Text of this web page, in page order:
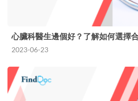
心臟科醫生邊個好？了解如何選擇
2023-06-23